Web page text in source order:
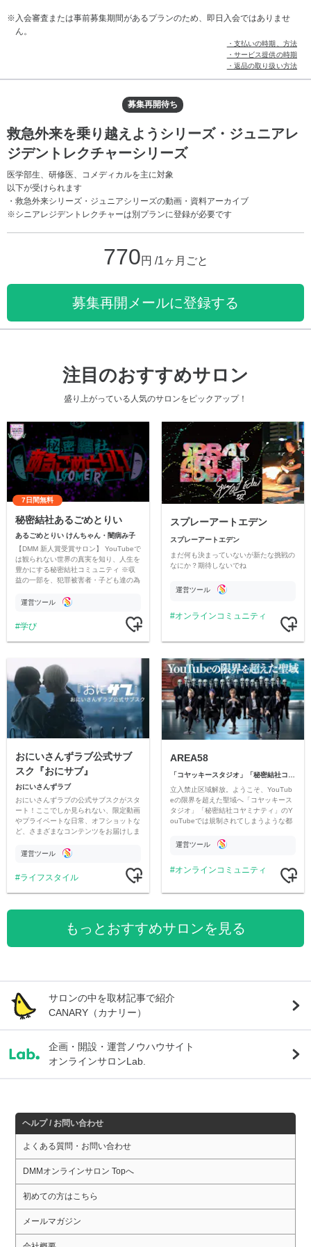
入会審査または事前募集期間があるプランのため、即日入会ではありませ
ん。
・支払いの時期、方法
・サービス提供の時期
・返品の取り扱い方法
募集再開待ち
救急外来を乗り越えようシリーズ・ジュニアレ
ジデントレクチャーシリーズ
医学部生、研修医、コメディカルを主に対象
以下が受けられます
・救急外来シリーズ・ジュニアシリーズの動画・資料アーカイブ
※シニアレジデントレクチャーは別プランに登録が必要です
770円 /1ヶ月ごと
募集再開メールに登録する
注目のおすすめサロン
盛り上がっている人気のサロンをピックアップ！
7日間無料
秘密結社あるごめとりい
あるごめとりい けんちゃん・闇病み子
【DMM 新人賞受賞サロン】 YouTubeで
は観られない世界の真実を知り、人生を
豊かにする秘密結社コミュニティ ※収
益の一部を、犯罪被害者・子ども達の為
す運営ツール
学び
スプレーアートエデン
スプレーアートエデン
まだ何も決まっていないが新たな挑戦の
なにか？期待しないでね
運営ツール
オンラインコミュニティ
おにいさんずラブ公式サブ
スク『おにサブ』
おにいさんずラブ
おにいさんずラブの公式サブスクがスタ
ート！ここでしか見られない、限定動画
やプライベートな日常、オフショットな
ど、さまざまなコンテンツをお届けしま
運営ツール
ライフスタイル
AREA58
立入禁止区域解放。ようこそ、YouTub
eの限界を超えた聖域へ「コヤッキース
タジオ」「秘密結社コヤミナティ」のY
ouTubeでは規制されてしまうような都
公開。
運営ツール
オンラインコミュニティ
もっとおすすめサロンを見る
サロンの中を取材記事で紹介
CANARY（カナリー）
企画・開設・運営ノウハウサイト
オンラインサロンLab.
ヘルプ / お問い合わせ
よくある質問・お問い合わせ
DMMオンラインサロン Topへ
初めての方はこちら
メールマガジン